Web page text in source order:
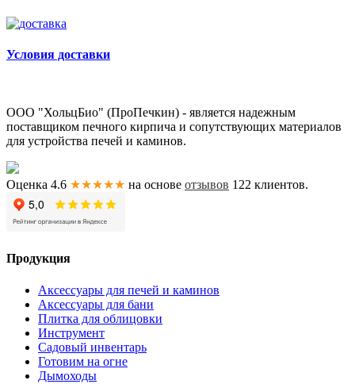
Условия доставки
ООО "ХольцБио" (ПроПечкин) - является надежным
поставщиком печного кирпича и сопутствующих материалов
для устройства печей и каминов.
Оценка 4.6 ★★★★★ на основе отзывов 122 клиентов.
Продукция
Аксессуары для печей и каминов
Аксессуары для бани
Плитка для облицовки
Инструмент
Садовый инвентарь
Готовим на огне
Дымоходы